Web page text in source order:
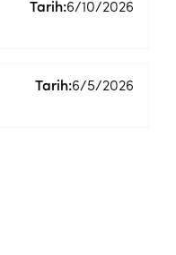
Tarih:6/10/2026
Tarih:6/5/2026